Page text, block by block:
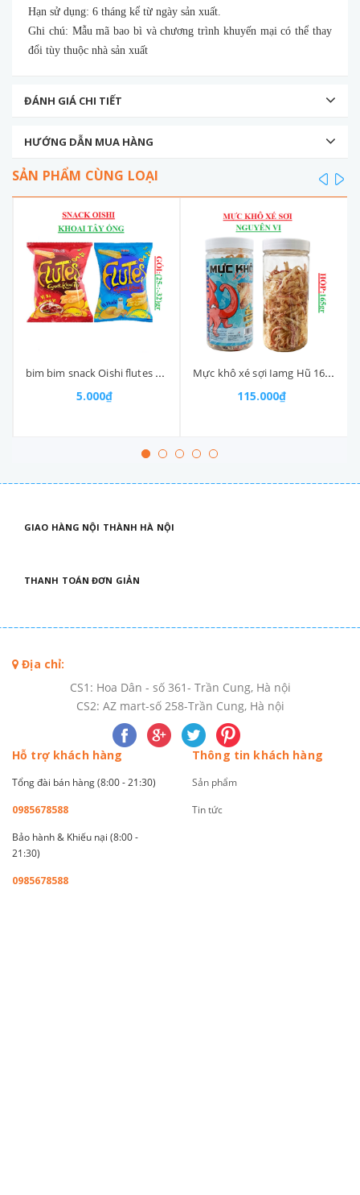
Hạn sử dụng: 6 tháng kể từ ngày sản xuất.
Ghi chú: Mẫu mã bao bì và chương trình khuyến mại có thể thay
đổi tùy thuộc nhà sản xuất
ĐÁNH GIÁ CHI TIẾT
HƯỚNG DẪN MUA HÀNG
SẢN PHẨM CÙNG LOẠI
bim bim snack Oishi flutes 5k gói nhỡ (25-:-35)g
5.000₫
Mực khô xé sợi Iamg Hũ 165gr
115.000₫
prev
GIAO HÀNG NỘI THÀNH HÀ NỘI
THANH TOÁN ĐƠN GIẢN
Địa chỉ:
CS1: Hoa Dân - số 361- Trần Cung, Hà nội
CS2: AZ mart-số 258-Trần Cung, Hà nội
Hỗ trợ khách hàng
Tổng đài bán hàng (8:00 - 21:30)
0985678588
Bảo hành & Khiếu nại (8:00 -
21:30)
0985678588
Thông tin khách hàng
Sản phẩm
Tin tức